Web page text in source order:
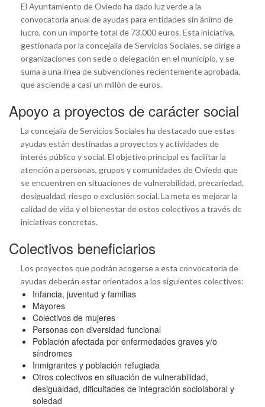
El Ayuntamiento de Oviedo ha dado luz verde a la
convocatoria anual de ayudas para entidades sin ánimo de
lucro, con un importe total de 73.000 euros. Esta iniciativa,
gestionada por la concejalía de Servicios Sociales, se dirige a
organizaciones con sede o delegación en el municipio, y se
suma a una línea de subvenciones recientemente aprobada,
que asciende a casi un millón de euros.
Apoyo a proyectos de carácter social
La concejalía de Servicios Sociales ha destacado que estas
ayudas están destinadas a proyectos y actividades de
interés público y social. El objetivo principal es facilitar la
atención a personas, grupos y comunidades de Oviedo que
se encuentren en situaciones de vulnerabilidad, precariedad,
desigualdad, riesgo o exclusión social. La meta es mejorar la
calidad de vida y el bienestar de estos colectivos a través de
iniciativas concretas.
Colectivos beneficiarios
Los proyectos que podrán acogerse a esta convocatoria de
ayudas deberán estar orientados a los siguientes colectivos:
Infancia, juventud y familias
Mayores
Colectivos de mujeres
Personas con diversidad funcional
Población afectada por enfermedades graves y/o
síndromes
Inmigrantes y población refugiada
Otros colectivos en situación de vulnerabilidad,
desigualdad, dificultades de integración sociolaboral y
soledad